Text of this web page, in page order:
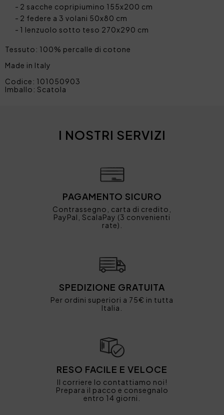
2 sacche copripiumino 155x200 cm
2 federe a 3 volani 50x80 cm
1 lenzuolo sotto teso 270x290 cm
Tessuto: 100% percalle di cotone
Made in Italy
Codice: 101050903
Imballo: Scatola
I NOSTRI SERVIZI
PAGAMENTO SICURO
Contrassegno, carta di credito,
PayPal, ScalaPay (3 convenienti
rate).
SPEDIZIONE GRATUITA
Per ordini superiori a 75€ in tutta
Italia.
RESO FACILE E VELOCE
Il corriere lo contattiamo noi!
Prepara il pacco e consegnalo
entro 14 giorni.